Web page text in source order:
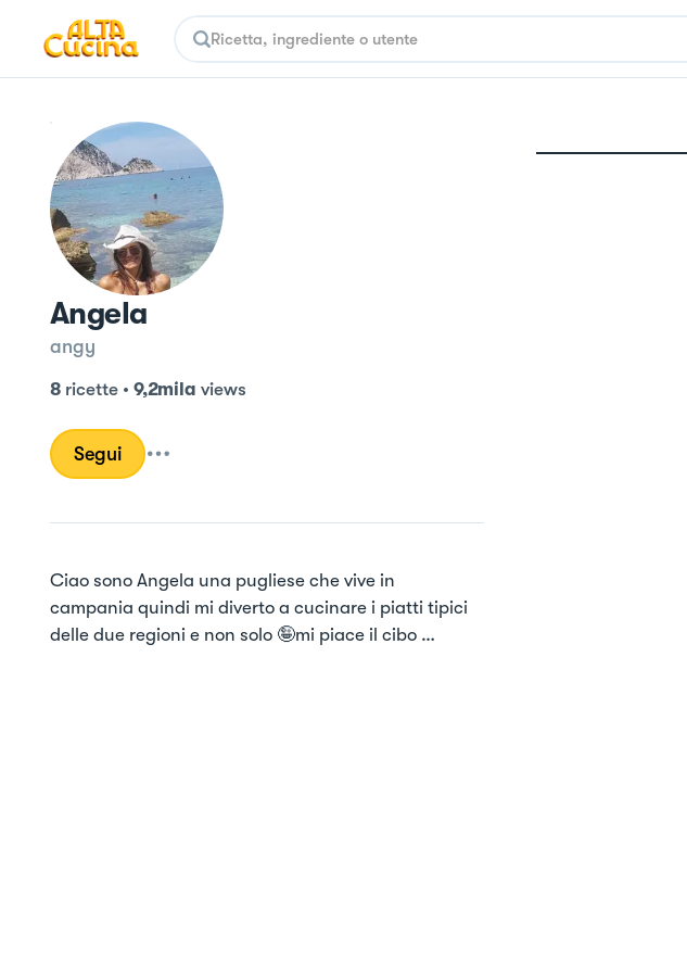
Angela
angy
8 ricette• 9,2mila views
Segui
Ciao sono Angela una pugliese che vive in
campania quindi mi diverto a cucinare i piatti tipici
delle due regioni e non solo 🤪mi piace il cibo